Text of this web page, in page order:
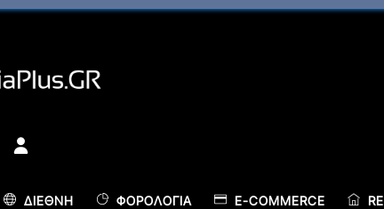
Αναζήτηση
ΔΙΕΘΝΉ ΦΟΡΟΛΟΓΊΑ E-COMMERCE